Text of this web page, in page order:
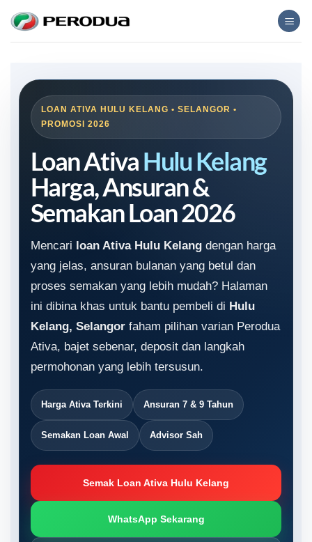
content
LOAN ATIVA HULU KELANG • SELANGOR •
PROMOSI 2026
Loan AtivaHulu Kelang
Harga, Ansuran &
Semakan Loan 2026
Mencari loan Ativa Hulu Kelang dengan harga
yang jelas, ansuran bulanan yang betul dan
proses semakan yang lebih mudah? Halaman
ini dibina khas untuk bantu pembeli di Hulu
Kelang, Selangor faham pilihan varian Perodua
Ativa, bajet sebenar, deposit dan langkah
permohonan yang lebih tersusun.
Harga Ativa Terkini Ansuran 7 & 9 Tahun
Semakan Loan Awal Advisor Sah
Semak Loan Ativa Hulu Kelang
WhatsApp Sekarang